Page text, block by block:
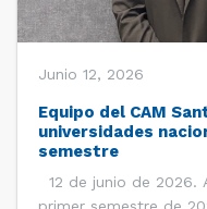
Junio 12, 2026
Equipo del CAM
universidades
semestre
12 de junio de 2026.